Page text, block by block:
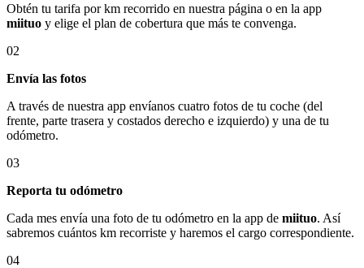
Obtén tu tarifa por km recorrido en nuestra página o en la app
miituo y elige el plan de cobertura que más te convenga.
02
Envía las fotos
A través de nuestra app envíanos cuatro fotos de tu coche (del
frente, parte trasera y costados derecho e izquierdo) y una de tu
odómetro.
03
Reporta tu odómetro
Cada mes envía una foto de tu odómetro en la app de miituo. Así
sabremos cuántos km recorriste y haremos el cargo correspondiente.
04